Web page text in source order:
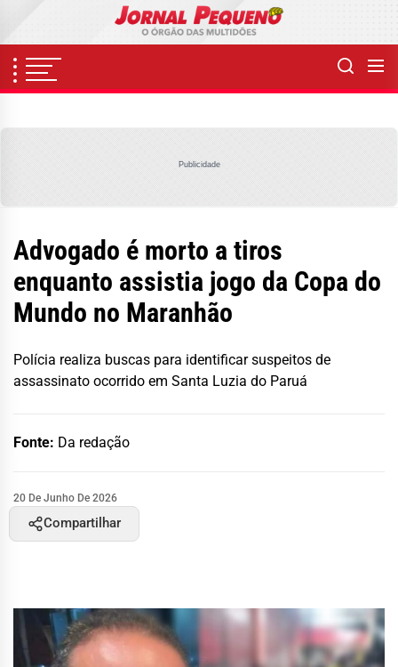
content
Publicidade
Advogado é morto a tiros
enquanto assistia jogo da Copa do
Mundo no Maranhão
Polícia realiza buscas para identificar suspeitos de
assassinato ocorrido em Santa Luzia do Paruá
Fonte: Da redação
20 De Junho De 2026
Compartilhar